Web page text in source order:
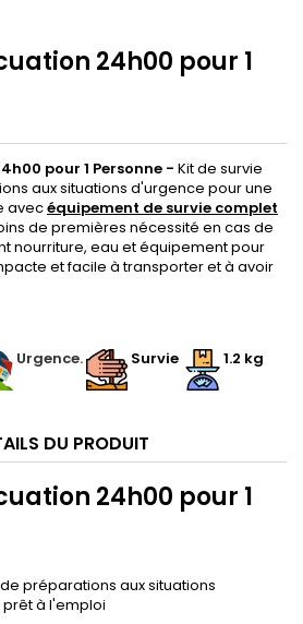
24h00 pour 1
pour 1 Personne - Kit de survie
aux situations d'urgence pour une
avecéquipement de survie complet
de premières nécessité en cas de
nourriture, eau et équipement pour
et facile à transporter et à avoir
Urgence. Survie 1.2 kg
DU PRODUIT
24h00 pour 1
préparations aux situations
à l'emploi